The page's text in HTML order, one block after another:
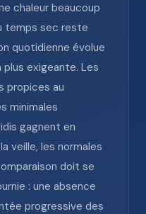
chaleur beaucoup
temps sec reste
quotidienne évolue
plus exigeante. Les
propices au
minimales
gagnent en
veille, les normales
doit se
: une absence
progressive des